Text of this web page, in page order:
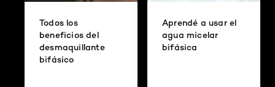
Todos los
beneficios del
desmaquillante
bifásico
Aprendé a usar el
agua micelar
bifásica